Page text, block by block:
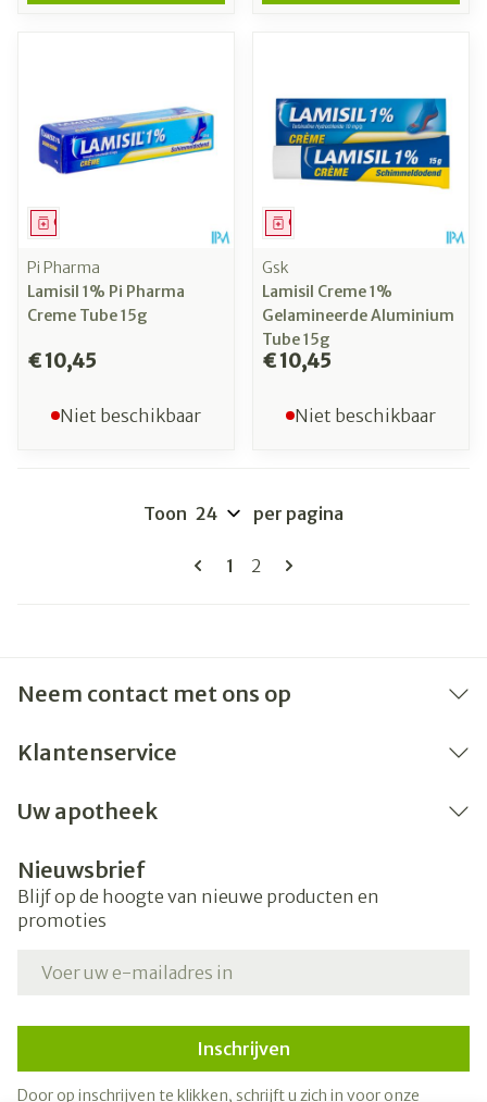
Geneesmiddel
Pi Pharma
Lamisil 1% Pi Pharma
Creme Tube 15g
€ 10,45
Niet beschikbaar
Geneesmiddel
Gsk
Lamisil Creme 1%
Gelamineerde Aluminium
Tube 15g
€ 10,45
Niet beschikbaar
Pagina's
U lees momenteel pagina
1 Pagina
2
Toon per pagina
Neem contact met ons op
Klantenservice
Uw apotheek
Nieuwsbrief
Blijf op de hoogte van nieuwe producten en
promoties
Inschrijven
Door op inschrijven te klikken, schrijft u zich in voor onze